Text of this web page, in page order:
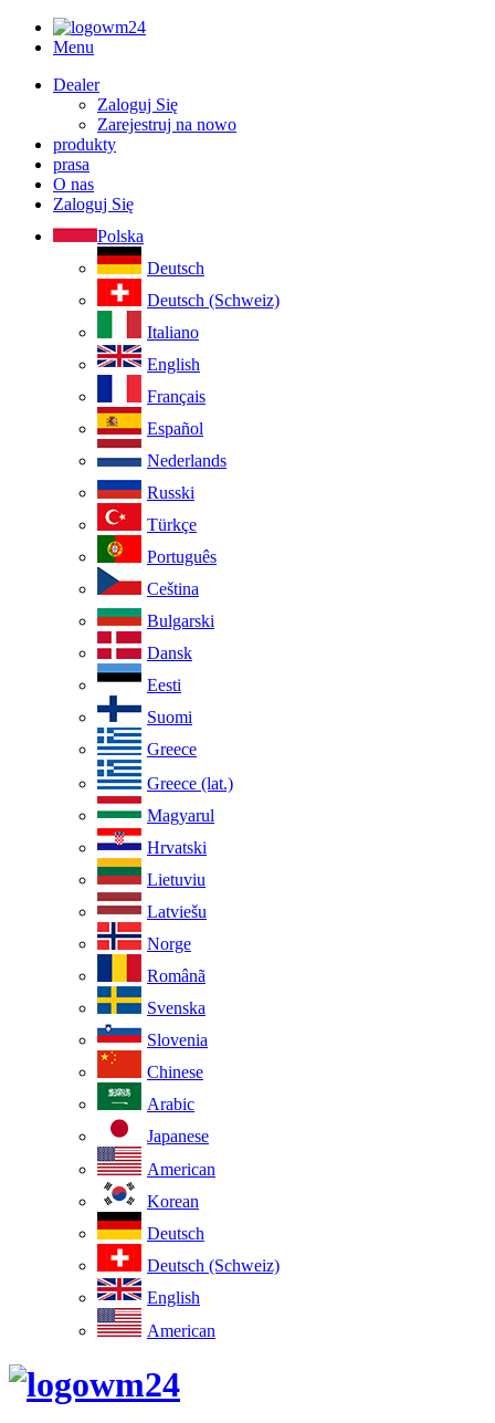
Menu
Dealer
Zaloguj Się
Zarejestruj na nowo
produkty
prasa
O nas
Zaloguj Się
Polska
Deutsch
Deutsch (Schweiz)
Italiano
English
Français
Español
Nederlands
Russki
Türkçe
Português
Ceština
Bulgarski
Dansk
Eesti
Suomi
Greece
Greece (lat.)
Magyarul
Hrvatski
Lietuviu
Latviešu
Norge
Românã
Svenska
Slovenia
Chinese
Arabic
Japanese
American
Korean
Deutsch
Deutsch (Schweiz)
English
American